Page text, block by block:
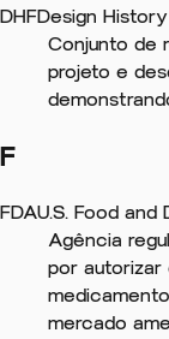
DHFDesign
Conjunto de
projeto e
F
FDAU.S. Food and
Agência
por autorizar
mercado